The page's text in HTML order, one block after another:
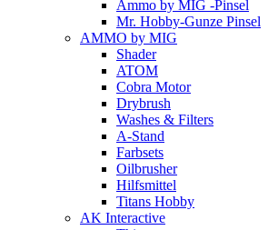
Ammo by MIG -Pinsel
Mr. Hobby-Gunze Pinsel
AMMO by MIG
Shader
ATOM
Cobra Motor
Drybrush
Washes & Filters
A-Stand
Farbsets
Oilbrusher
Hilfsmittel
Titans Hobby
AK Interactive